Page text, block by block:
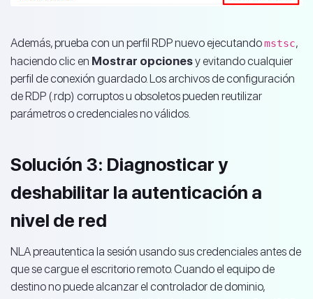
Además, prueba con un perfil RDP nuevo ejecutandomstsc,
haciendo clic en Mostrar opcionesy evitando cualquier
perfil de conexión guardado. Los archivos de configuración
de RDP (.rdp) corruptos u obsoletos pueden reutilizar
parámetros o credenciales no válidos.
Solución 3: Diagnosticar y
deshabilitar la autenticación a
nivel de red
NLA preautentica la sesión usando sus credenciales antes de
que se cargue el escritorio remoto. Cuando el equipo de
destino no puede alcanzar el controlador de dominio,